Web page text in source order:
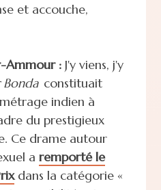
et accouche,
Ammour :J'y viens, j'y
Bonda constituait
indien à
du prestigieux
Ce drame autour
a remporté le
dans la catégorie «